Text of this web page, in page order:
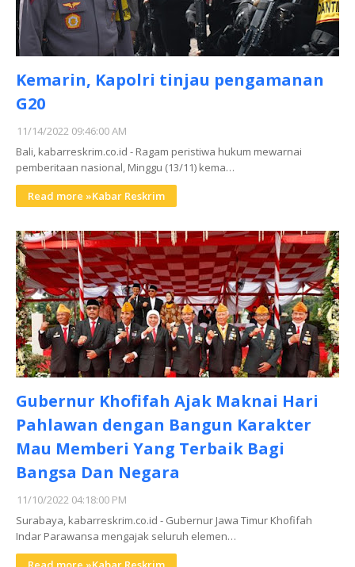
Kemarin, Kapolri tinjau pengamanan
G20
11/14/2022 09:46:00 AM
Bali, kabarreskrim.co.id - Ragam peristiwa hukum mewarnai
pemberitaan nasional, Minggu (13/11) kema…
Read more »Kabar Reskrim
Gubernur Khofifah Ajak Maknai Hari
Pahlawan dengan Bangun Karakter
Mau Memberi Yang Terbaik Bagi
Bangsa Dan Negara
11/10/2022 04:18:00 PM
Surabaya, kabarreskrim.co.id - Gubernur Jawa Timur Khofifah
Indar Parawansa mengajak seluruh elemen…